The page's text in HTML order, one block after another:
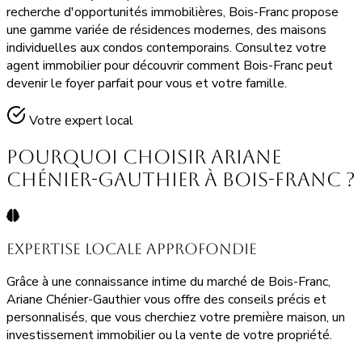
recherche d'opportunités immobilières, Bois-Franc propose
une gamme variée de résidences modernes, des maisons
individuelles aux condos contemporains. Consultez votre
agent immobilier pour découvrir comment Bois-Franc peut
devenir le foyer parfait pour vous et votre famille.
Votre expert local
Pourquoi Choisir Ariane
Chénier-Gauthier à Bois-Franc ?
Expertise Locale Approfondie
Grâce à une connaissance intime du marché de Bois-Franc,
Ariane Chénier-Gauthier vous offre des conseils précis et
personnalisés, que vous cherchiez votre première maison, un
investissement immobilier ou la vente de votre propriété.